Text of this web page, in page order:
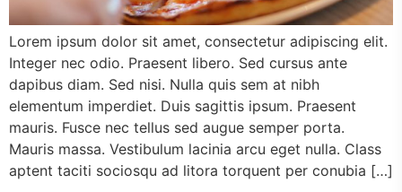
Lorem ipsum dolor sit amet, consectetur adipiscing elit.
Integer nec odio. Praesent libero. Sed cursus ante
dapibus diam. Sed nisi. Nulla quis sem at nibh
elementum imperdiet. Duis sagittis ipsum. Praesent
mauris. Fusce nec tellus sed augue semper porta.
Mauris massa. Vestibulum lacinia arcu eget nulla. Class
aptent taciti sociosqu ad litora torquent per conubia […]